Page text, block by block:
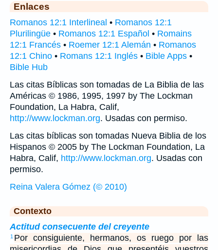
Enlaces
Romanos 12:1 Interlineal • Romanos 12:1
Plurilingüe • Romanos 12:1 Español • Romains
12:1 Francés • Roemer 12:1 Alemán • Romanos
12:1 Chino • Romans 12:1 Inglés • Bible Apps •
Bible Hub
Las citas Bíblicas son tomadas de La Biblia de las
Américas © 1986, 1995, 1997 by The Lockman
Foundation, La Habra, Calif,
http://www.lockman.org. Usadas con permiso.
Las citas bíblicas son tomadas Nueva Biblia de los
Hispanos © 2005 by The Lockman Foundation, La
Habra, Calif, http://www.lockman.org. Usadas con
permiso.
Reina Valera Gómez (© 2010)
Contexto
Actitud consecuente del creyente
1 Por consiguiente, hermanos, os ruego por las